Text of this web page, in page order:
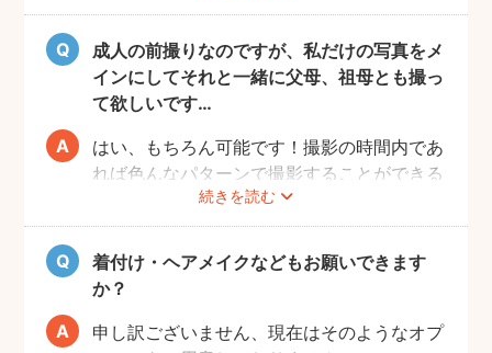
ださい。
成人の前撮りなのですが、私だけの写真をメ
インにしてそれと一緒に父母、祖母とも撮っ
て欲しいです…
続きを読む
はい、もちろん可能です！撮影の時間内であ
れば色んなパターンで撮影することができる
ので、ぜひフォトグラファーさんに相談して
みてくださいね。
着付け・ヘアメイクなどもお願いできます
か？
申し訳ございません、現在はそのようなオプ